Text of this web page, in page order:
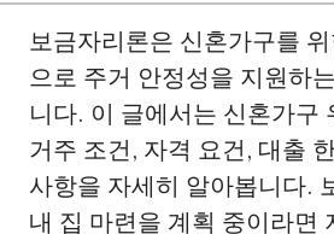
보금자리론은 신혼가구를
으로 주거 안정성을 지원하
니다. 이 글에서는 신혼가구
거주 조건, 자격 요건, 대출
사항을 자세히 알아봅니다.
내 집 마련을 계획 중이라면